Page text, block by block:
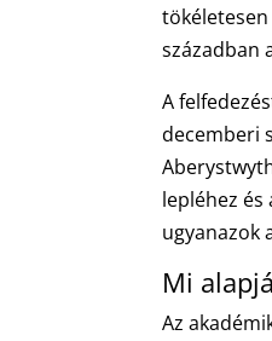
században
A
decemberi
lepléhez
ugyanazok
Mi
Az